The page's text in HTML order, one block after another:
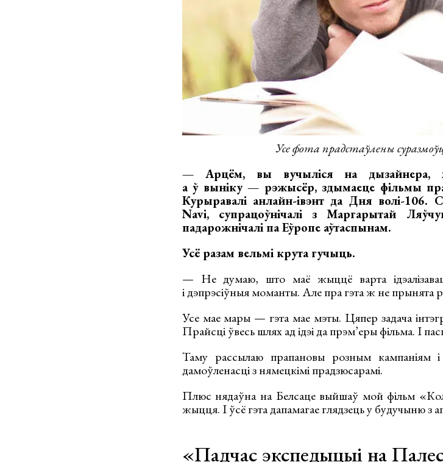
Усе фота прадстаўлены
— Арцём, вы вучыліся на дызайнера,
а ў выніку — рэжысёр, здымаеце фільмы пра
Курыравалі анлайн-івэнт да Дня волі-106.
Navi, супрацоўнічалі з Маргарытай
падарожнічалі па Еўропе аўтаспынам.
Усё разам вельмі крута гучыць.
— Не думаю, што маё жыццё варта
і дэпрэсіўныя моманты. Але пра гэта ж не прынята
Усе мае мары — гэта мае мэты. Цяпер задача
Прайсці ўвесь шлях ад ідэі да прэм’еры фільма. І
Таму рассылаю прапановы розным кампаніям і
дамоўленасці з нямецкімі прадзюсарамі.
Плюс нядаўна на Белсаце выйшаў мой фільм
жыцця. І ўсё гэта дапамагае глядзець у будучыню з
«Падчас экспедыцыі на